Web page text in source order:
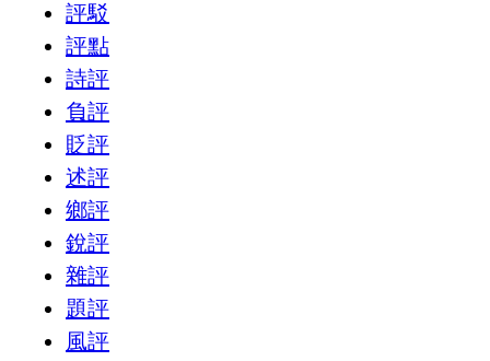
評駁
評點
詩評
負評
貶評
述評
鄉評
銳評
雜評
題評
風評